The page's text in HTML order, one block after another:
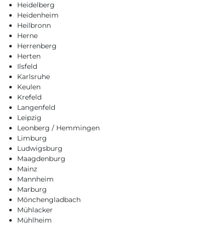
Heidelberg
Heidenheim
Heilbronn
Herne
Herrenberg
Herten
Ilsfeld
Karlsruhe
Keulen
Krefeld
Langenfeld
Leipzig
Leonberg / Hemmingen
Limburg
Ludwigsburg
Maagdenburg
Mainz
Mannheim
Marburg
Mönchengladbach
Mühlacker
Mühlheim